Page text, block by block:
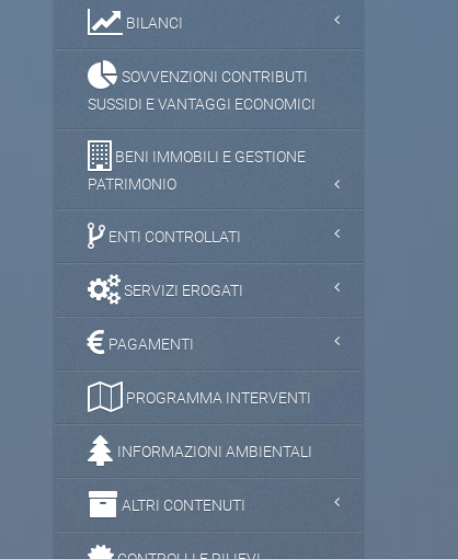
BILANCI
SOVVENZIONI CONTRIBUTI
SUSSIDI E VANTAGGI ECONOMICI
BENI IMMOBILI E GESTIONE
PATRIMONIO
ENTI CONTROLLATI
SERVIZI EROGATI
PAGAMENTI
PROGRAMMA INTERVENTI
INFORMAZIONI AMBIENTALI
ALTRI CONTENUTI